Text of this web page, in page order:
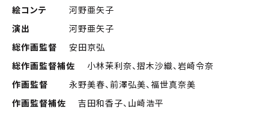
絵コンテ
河野亜矢子
演出
河野亜矢子
総作画監督
安田京弘
総作画監督補佐
小林茉利奈、摺󠄀木沙織、岩崎令奈
作画監督
永野美春、前澤弘美、福世真奈美
作画監督補佐
吉田和香子、山崎浩平